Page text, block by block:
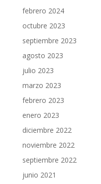
febrero 2024
octubre 2023
septiembre 2023
agosto 2023
julio 2023
marzo 2023
febrero 2023
enero 2023
diciembre 2022
noviembre 2022
septiembre 2022
junio 2021